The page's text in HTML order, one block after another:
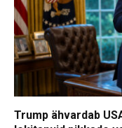
Trump ähvardab